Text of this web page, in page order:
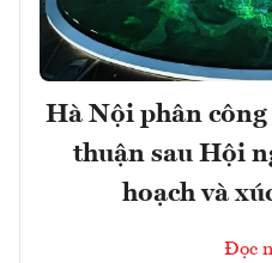
Hà Nội phân
thuận sau Hội
hoạch và
Đọc